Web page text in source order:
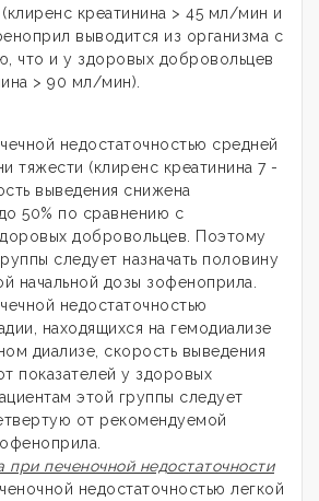
креатинина > 45 мл/мин и
выводится из организма с
что и у здоровых добровольцев
> 90 мл/мин).
недостаточностью средней
тяжести (клиренс креатинина 7 -
выведения снижена
50% по сравнению с
добровольцев. Поэтому
следует назначать половину
начальной дозы зофеноприла.
недостаточностью
находящихся на гемодиализе
диализе, скорость выведения
показателей у здоровых
этой группы следует
от рекомендуемой
при печеночной недостаточности
недостаточностью легкой